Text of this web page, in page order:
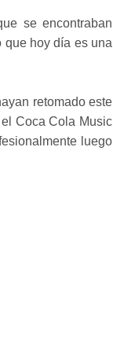
se encontraban
que hoy día es una
retomado este
Coca Cola Music
luego